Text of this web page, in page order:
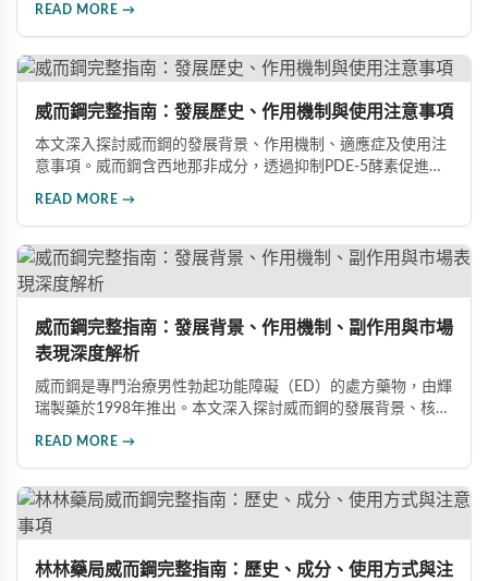
READ MORE →
威而鋼完整指南：發展歷史、作用機制與使用注意事項
本文深入探討威而鋼的發展背景、作用機制、適應症及使用注
意事項。威而鋼含西地那非成分，透過抑制PDE-5酵素促進血
READ MORE →
威而鋼完整指南：發展背景、作用機制、副作用與市場
表現深度解析
威而鋼是專門治療男性勃起功能障礙（ED）的處方藥物，由輝
瑞製藥於1998年推出。本文深入探討威而鋼的發展背景、核心
READ MORE →
林林藥局威而鋼完整指南：歷史、成分、使用方式與注